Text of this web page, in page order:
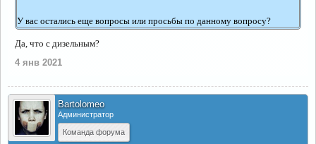
У вас остались еще вопросы или просьбы по данному вопросу?
Да, что с дизельным?
4 янв 2021
Bartolomeo
Администратор
Команда форума